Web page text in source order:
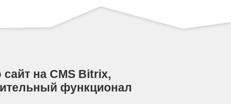
на CMS Bitrix,
функционал